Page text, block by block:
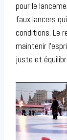
pour le
faux lancers
conditions. Le
maintenir
juste et